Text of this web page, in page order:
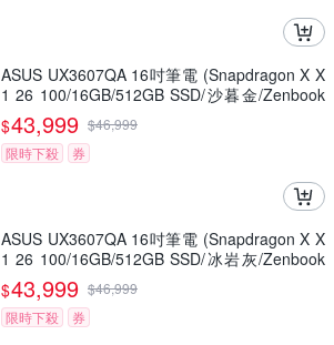
ASUS UX3607QA 16吋筆電 (Snapdragon X X
1 26 100/16GB/512GB SSD/沙暮金/Zenbook
A16)
$43,999 $46,999
限時下殺
券
ASUS UX3607QA 16吋筆電 (Snapdragon X X
1 26 100/16GB/512GB SSD/冰岩灰/Zenbook
A16)
$43,999 $46,999
限時下殺
券